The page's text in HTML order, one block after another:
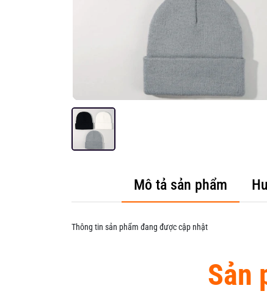
Mô tả sản phẩm
Thông tin sản phẩm đang được cập nhật
Sản